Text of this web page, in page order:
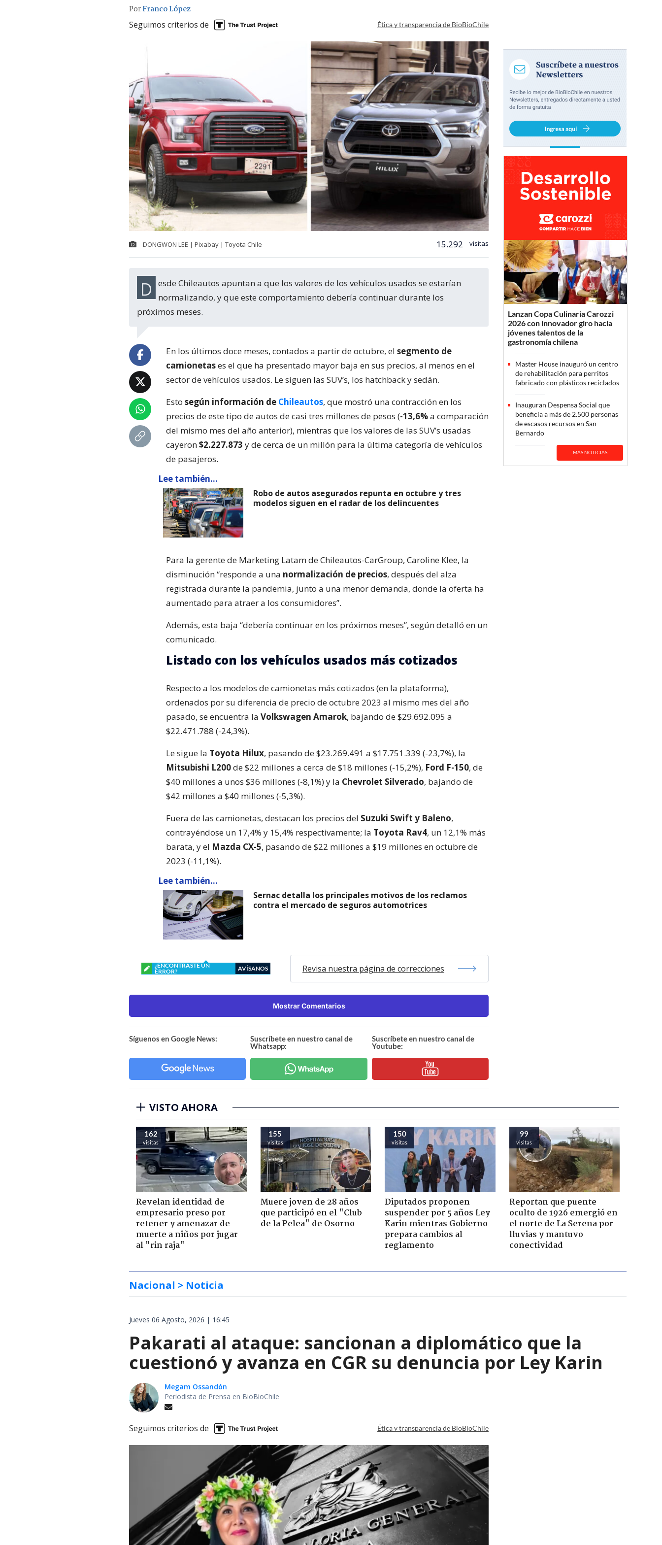
PorFranco López
Seguimos criterios de Ética y transparencia de BioBioChile
DONGWON LEE | Pixabay | Toyota Chile 15.292 visitas
Desde Chileautos apuntan a que los valores de los vehículos usados se estarían
normalizando, y que este comportamiento debería continuar durante los
próximos meses.
En los últimos doce meses, contados a partir de octubre, el segmento de
camionetases el que ha presentado mayor baja en sus precios, al menos en el
sector de vehículos usados. Le siguen las SUV’s, los hatchback y sedán.
Esto según información de Chileautos, que mostró una contracción en los
precios de este tipo de autos de casi tres millones de pesos (-13,6%a comparación
del mismo mes del año anterior), mientras que los valores de las SUV’s usadas
cayeron$2.227.873 y de cerca de un millón para la última categoría de vehículos
de pasajeros.
Lee también...
Robo de autos asegurados repunta en octubre y tres
modelos siguen en el radar de los delincuentes
Para la gerente de Marketing Latam de Chileautos-CarGroup, Caroline Klee, la
disminución “responde a una normalización de precios, después del alza
registrada durante la pandemia, junto a una menor demanda, donde la oferta ha
aumentado para atraer a los consumidores”.
Además, esta baja “debería continuar en los próximos meses”, según detalló en un
comunicado.
Listado con los vehículos usados más cotizados
Respecto a los modelos de camionetas más cotizados (en la plataforma),
ordenados por su diferencia de precio de octubre 2023 al mismo mes del año
pasado, se encuentra la Volkswagen Amarok, bajando de $29.692.095 a
$22.471.788 (-24,3%).
Le sigue la Toyota Hilux, pasando de $23.269.491 a $17.751.339 (-23,7%), la
Mitsubishi L200de $22 millones a cerca de $18 millones (-15,2%), Ford F-150, de
$40 millones a unos $36 millones (-8,1%) y la Chevrolet Silverado, bajando de
$42 millones a $40 millones (-5,3%).
Fuera de las camionetas, destacan los precios del Suzuki Swift y Baleno,
contrayéndose un 17,4% y 15,4% respectivamente; la Toyota Rav4, un 12,1% más
barata, y el Mazda CX-5, pasando de $22 millones a $19 millones en octubre de
2023 (-11,1%).
Lee también...
Sernac detalla los principales motivos de los reclamos
contra el mercado de seguros automotrices
¿ENCONTRASTE UN
ERROR?
AVÍSANOS Revisa nuestra página de correcciones
Mostrar Comentarios
Síguenos en Google News:
Suscríbete en nuestro canal de
Whatsapp:
Suscríbete en nuestro canal de
Youtube:
Lanzan Copa Culinaria Carozzi
2026 con innovador giro hacia
jóvenes talentos de la
gastronomía chilena
Master House inauguró un centro
de rehabilitación para perritos
fabricado con plásticos reciclados
Inauguran Despensa Social que
beneficia a más de 2.500 personas
de escasos recursos en San
Bernardo
MÁS NOTICIAS
VISTO AHORA
162
visitas
Revelan identidad de
empresario preso por
retener y amenazar de
muerte a niños por jugar
al "rin raja"
155
visitas
Muere joven de 28 años
que participó en el "Club
de la Pelea" de Osorno
150
visitas
Diputados proponen
suspender por 5 años Ley
Karin mientras Gobierno
prepara cambios al
reglamento
99
visitas
Reportan que puente
oculto de 1926 emergió en
el norte de La Serena por
lluvias y mantuvo
conectividad
Nacional > Noticia
Jueves 06 Agosto, 2026 | 16:45
Pakarati al ataque: sancionan a diplomático que la
cuestionó y avanza en CGR su denuncia por Ley Karin
Megam Ossandón
Periodista de Prensa en BioBioChile
Seguimos criterios de Ética y transparencia de BioBioChile